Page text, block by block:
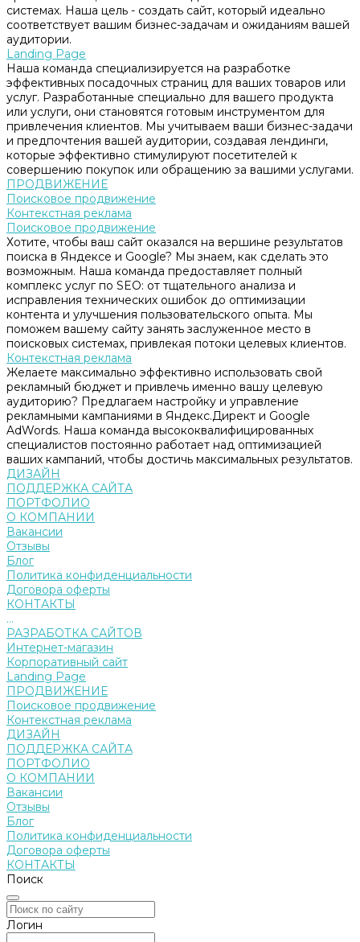
системах. Наша цель - создать сайт, который идеально
соответствует вашим бизнес-задачам и ожиданиям вашей
аудитории.
Landing Page
Наша команда специализируется на разработке
эффективных посадочных страниц для ваших товаров или
услуг. Разработанные специально для вашего продукта
или услуги, они становятся готовым инструментом для
привлечения клиентов. Мы учитываем ваши бизнес-задачи
и предпочтения вашей аудитории, создавая лендинги,
которые эффективно стимулируют посетителей к
совершению покупок или обращению за вашими услугами.
ПРОДВИЖЕНИЕ
Поисковое продвижение
Контекстная реклама
Поисковое продвижение
Хотите, чтобы ваш сайт оказался на вершине результатов
поиска в Яндексе и Google? Мы знаем, как сделать это
возможным. Наша команда предоставляет полный
комплекс услуг по SEO: от тщательного анализа и
исправления технических ошибок до оптимизации
контента и улучшения пользовательского опыта. Мы
поможем вашему сайту занять заслуженное место в
поисковых системах, привлекая потоки целевых клиентов.
Контекстная реклама
Желаете максимально эффективно использовать свой
рекламный бюджет и привлечь именно вашу целевую
аудиторию? Предлагаем настройку и управление
рекламными кампаниями в Яндекс.Директ и Google
AdWords. Наша команда высококвалифицированных
специалистов постоянно работает над оптимизацией
ваших кампаний, чтобы достичь максимальных результатов.
ДИЗАЙН
ПОДДЕРЖКА САЙТА
ПОРТФОЛИО
О КОМПАНИИ
Вакансии
Отзывы
Блог
Политика конфиденциальности
Договора оферты
КОНТАКТЫ
...
РАЗРАБОТКА САЙТОВ
Интернет-магазин
Корпоративный сайт
Landing Page
ПРОДВИЖЕНИЕ
Поисковое продвижение
Контекстная реклама
ДИЗАЙН
ПОДДЕРЖКА САЙТА
ПОРТФОЛИО
О КОМПАНИИ
Вакансии
Отзывы
Блог
Политика конфиденциальности
Договора оферты
КОНТАКТЫ
Поиск
Логин